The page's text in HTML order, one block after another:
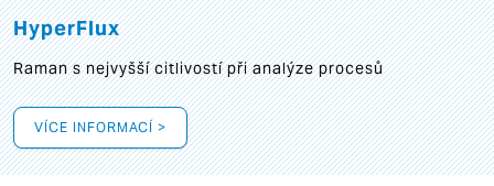
HyperFlux
Raman s nejvyšší citlivostí při analýze procesů
VÍCE INFORMACÍ >